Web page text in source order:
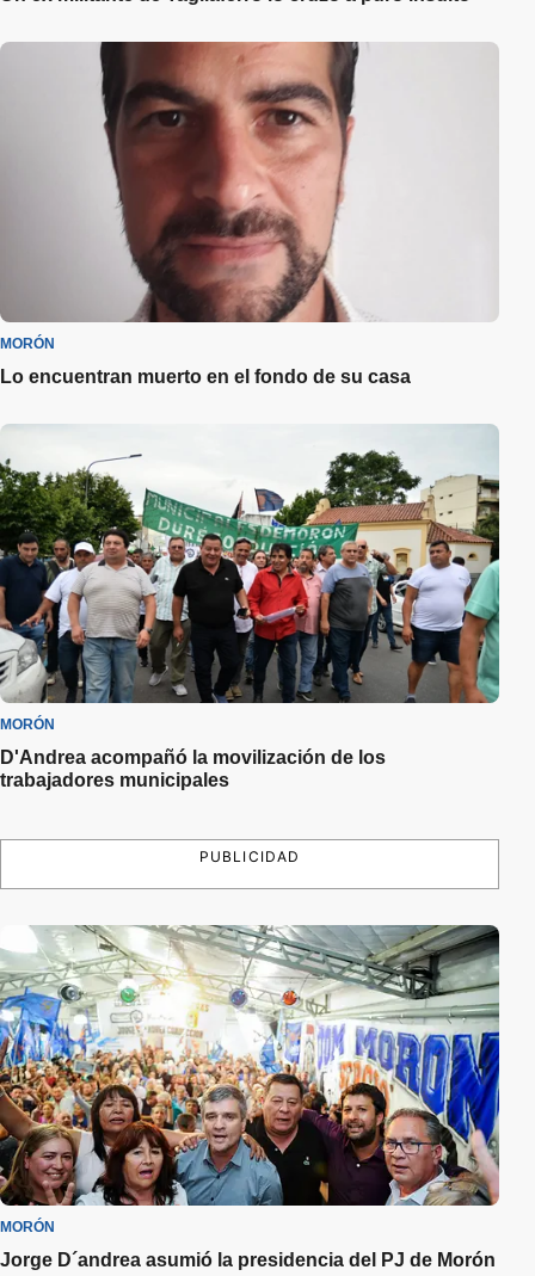
MORÓN
Lo encuentran muerto en el fondo de su casa
MORÓN
D'Andrea acompañó la movilización de los
trabajadores municipales
PUBLICIDAD
MORÓN
Jorge D´andrea asumió la presidencia del PJ de Morón